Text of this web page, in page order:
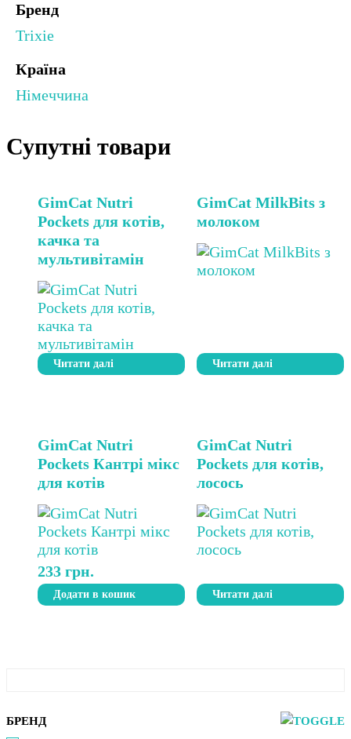
Бренд
Trixie
Країна
Німеччина
Супутні товари
GimCat Nutri
Pockets для котів,
качка та
мультивітамін
Читати далі
GimCat MilkBits з
молоком
Читати далі
GimCat Nutri
Pockets Кантрі мікс
для котів
233 грн.
Додати в кошик
GimCat Nutri
Pockets для котів,
лосось
Читати далі
БРЕНД